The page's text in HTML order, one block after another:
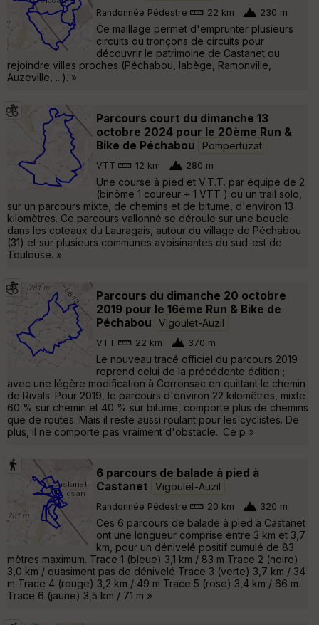
Randonnée Pédestre 22 km 230 m
Ce maillage permet d'emprunter plusieurs
circuits ou tronçons de circuits pour
découvrir le patrimoine de Castanet ou
rejoindre villes proches (Péchabou, labège, Ramonville,
Auzeville, ...). »
Parcours court du dimanche 13
octobre 2024 pour le 20ème Run &
Bike de Péchabou
Pompertuzat
VTT 12 km 280 m
Une course à pied et V.T.T. par équipe de 2
(binôme 1 coureur + 1 VTT ) ou un trail solo,
sur un parcours mixte, de chemins et de bitume, d'environ 13
kilomètres. Ce parcours vallonné se déroule sur une boucle
dans les coteaux du Lauragais, autour du village de Péchabou
(31) et sur plusieurs communes avoisinantes du sud-est de
Toulouse. »
Parcours du dimanche 20 octobre
2019 pour le 16ème Run & Bike de
Péchabou
Vigoulet-Auzil
VTT 22 km 370 m
Le nouveau tracé officiel du parcours 2019
reprend celui de la précédente édition ;
avec une légère modification à Corronsac en quittant le chemin
de Rivals. Pour 2019, le parcours d'environ 22 kilomêtres, mixte
60 % sur chemin et 40 % sur bitume, comporte plus de chemins
que de routes. Mais il reste aussi roulant pour les cyclistes. De
plus, il ne comporte pas vraiment d'obstacle.. Ce p »
6 parcours de balade à pied à
Castanet
Vigoulet-Auzil
Randonnée Pédestre 20 km 320 m
Ces 6 parcours de balade à pied à Castanet
ont une longueur comprise entre 3 km et 3,7
km, pour un dénivelé positif cumulé de 83
mètres maximum. Trace 1 (bleue) 3,1 km / 83 m Trace 2 (noire)
3,0 km / quasiment pas de dénivelé Trace 3 (verte) 3,7 km / 34
m Trace 4 (rouge) 3,2 km / 49 m Trace 5 (rose) 3,4 km / 66 m
Trace 6 (jaune) 3,5 km / 71 m »